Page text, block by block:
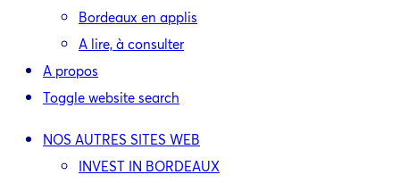
Bordeaux en applis
A lire, à consulter
A propos
Toggle website search
NOS AUTRES SITES WEB
INVEST IN BORDEAUX